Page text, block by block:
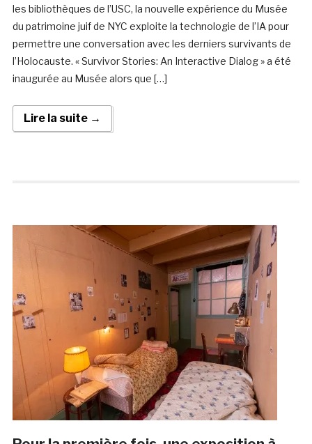
les bibliothèques de l’USC, la nouvelle expérience du Musée
du patrimoine juif de NYC exploite la technologie de l’IA pour
permettre une conversation avec les derniers survivants de
l’Holocauste. « Survivor Stories: An Interactive Dialog » a été
inaugurée au Musée alors que […]
Lire la suite →